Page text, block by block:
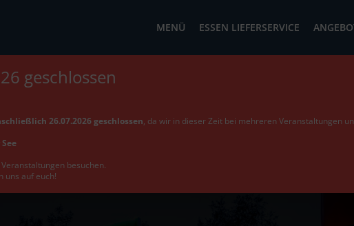
MENÜ ESSEN LIEFERSERVICE
geschlossen
26.07.2026 geschlossen, da wir in dieser Zeit bei mehreren Veranstaltungen
besuchen.
uns auf euch!